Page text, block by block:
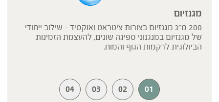
מגנזיום
200 מ"ג מגנזיום בצורות ציטראט ואוקסיד - שילוב ייחודי
של מגנזיום במנגנוני ספיגה שונים, להעצמת הזמינות
הביולוגית לרקמות הגוף והמוח.
01
02
03
04